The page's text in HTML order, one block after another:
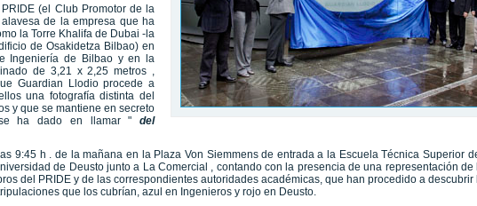
(el Club Promotor de la
de la empresa que ha
la Torre Khalifa de Dubai -la
de Osakidetza Bilbao) en
Ingeniería de Bilbao y en la
de 3,21 x 2,25 metros ,
Guardian Llodio procede a
una fotografía distinta del
y que se mantiene en secreto
ha dado en llamar " del
9:45 h . de la mañana en la Plaza Von Siemmens de entrada a la Escuela Técnica Superior
de Deusto junto a La Comercial , contando con la presencia de una representación de
del PRIDE y de las correspondientes autoridades académicas, que han procedido a descubrir
que los cubrían, azul en Ingenieros y rojo en Deusto.